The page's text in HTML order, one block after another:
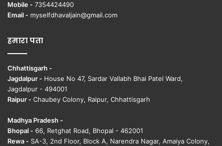
Mobile - 7354424490
Email - myselfdhavaljain@gmail.com
हमारा पता
Chhattisgarh -
Jagdalpur - House No 47, Sardar Vallabh Bhai Patel Ward,
Jagdalpur - 494001
Raipur - Chaubey Colony, Raipur, Chhattisgarh
Madhya Pradesh -
Bhopal - 66, Retghat Road, Bhopal - 462001
Rewa - SA-3, 2nd Floor, Block A, Narendra Nagar, Amaiya Colony,